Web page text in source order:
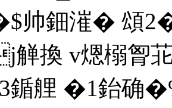
帅鈿漼� 頌
換 v煾榒胷
鍎艃 �1鈶确